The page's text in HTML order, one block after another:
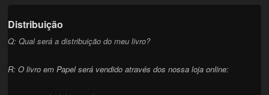
Distribuição
Q: Qual será a distribuição do meu livro?
R: O livro em Papel será vendido através dos nossa loja online: